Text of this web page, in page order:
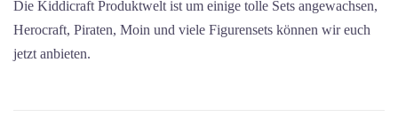
Die Kiddicraft Produktwelt ist um einige tolle Sets angewachsen,
Herocraft, Piraten, Moin und viele Figurensets können wir euch
jetzt anbieten.